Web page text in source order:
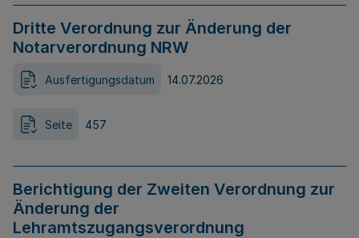
Dritte Verordnung zur Änderung der
Notarverordnung NRW
Ausfertigungsdatum 14.07.2026
Seite 457
Berichtigung der Zweiten Verordnung zur
Änderung der
Lehramtszugangsverordnung